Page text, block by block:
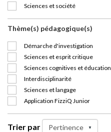
Sciences et société
Thème(s) pédagogique(s)
Démarche d'investigation
Sciences et esprit critique
Sciences cognitives et éducation
Interdisciplinarité
Sciences et langage
Application FizziQ Junior
Trier par